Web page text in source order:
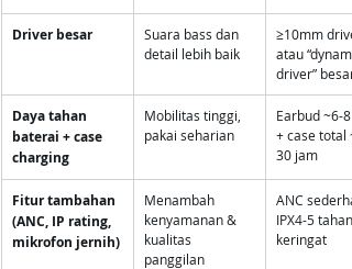
Driver besar
Suara bass dan
detail lebih baik
≥10mm
atau
driver” besar
Daya tahan
baterai + case
charging
Mobilitas tinggi,
pakai seharian
Earbud ~6-8
+ case total
30 jam
Fitur tambahan
(ANC, IP rating,
mikrofon jernih)
Menambah
kenyamanan &
kualitas
panggilan
ANC
IPX4-5 tahan
keringat